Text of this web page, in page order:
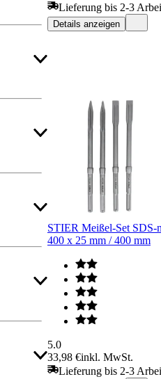
Lieferung bis 2-3
Details anzeigen
STIER Meißel-Set SDS-
400 x 25 mm / 400 mm
5.0
33,98 €inkl. MwSt.
Lieferung bis 2-3